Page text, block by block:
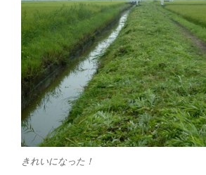
きれいになった！